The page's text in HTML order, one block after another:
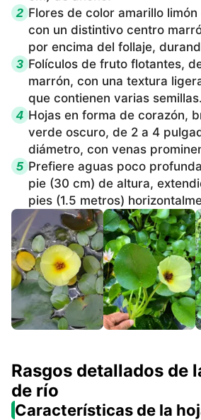
2 Flores de color amarillo
con un distintivo centro
por encima del follaje,
3 Folículos de fruto flotantes,
marrón, con una textura
que contienen varias semillas.
4 Hojas en forma de corazón,
verde oscuro, de 2 a 4
diámetro, con venas
5 Prefiere aguas poco
pie (30 cm) de altura,
pies (1.5 metros)
Rasgos detallados de
de río
Características de la